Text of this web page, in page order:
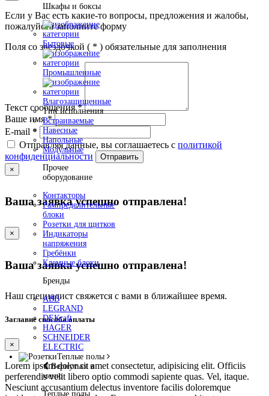
Шкафы и боксы
Бытовые
Промышленные
Влагозащищенные
Тип исполнения
Встраиваемые
Навесные
Напольные
Модульные
Прочее
оборудование
Контакторы
Рампределительные
блоки
Розетки для щитков
Индикаторы
напряжения
Гребёнки
Клемные блоки
Бренды
ABB
LEGRAND
DEKraft
HAGER
SCHNEIDER
ELECTRIC
Теплые полы
Вернуться в
меню
Теплые полы
Если у Вас есть какие-то вопросы, предложения и жалобы,
пожалуйста заполните форму
Поля со звездочкой ( * ) обязательные для заполнения
Текст сообщения*
Ваше имя*
E-mail *
Отправляя данные, вы соглашаетесь с политикой
конфиденциальности
Отправить
×
Ваша заявка успешно отправлена!
×
Ваша заявка успешно отправлена!
Наш специалист свяжется с вами в ближайшее время.
Заглавие способа оплаты
×
Lorem ipsum dolor sit amet consectetur, adipisicing elit. Officiis
perferendis velit libero optio commodi sapiente quas. Vel, itaque.
Nesciunt accusantium delectus inventore facilis doloremque